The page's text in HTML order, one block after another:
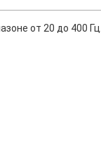
от 20 до 400